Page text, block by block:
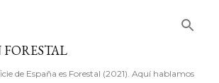
de España es Forestal (2021). Aquí hablamos